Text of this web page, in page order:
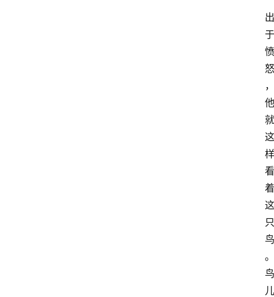
出
于
愤
怒
，
他
就
这
样
看
着
这
只
鸟
。
鸟
儿